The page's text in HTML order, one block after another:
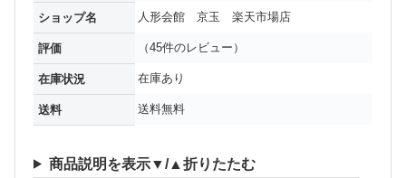
ショップ名 人形会館 京玉 楽天市場店
評価 （45件のレビュー）
在庫状況 在庫あり
送料 送料無料
商品説明を表示▼/▲折りたたむ